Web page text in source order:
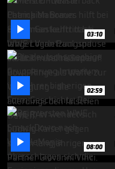
 03:10
 02:59
 08:00